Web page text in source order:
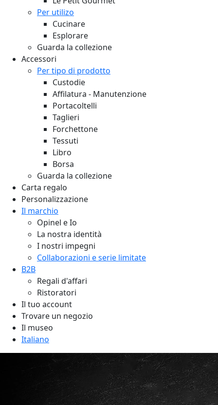
Per utilizo
Cucinare
Esplorare
Guarda la collezione
Accessori
Per tipo di prodotto
Custodie
Affilatura - Manutenzione
Portacoltelli
Taglieri
Forchettone
Tessuti
Libro
Borsa
Guarda la collezione
Carta regalo
Personalizzazione
Il marchio
Opinel e Io
La nostra identità
I nostri impegni
Collaborazioni e serie limitate
B2B
Regali d'affari
Ristoratori
Il tuo account
Trovare un negozio
Il museo
Italiano